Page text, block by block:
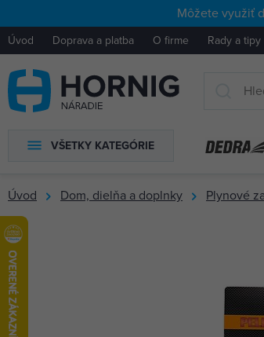
Môžete využiť
Úvod Doprava a platba O firme Rady a tipy
VŠETKY KATEGÓRIE
Úvod Dom, dielňa a doplnky Plynové